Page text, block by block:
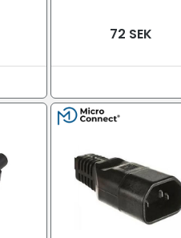
72 SEK